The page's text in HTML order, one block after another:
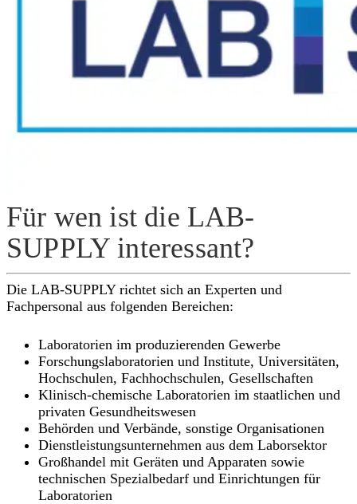
Für wen ist die LAB-
SUPPLY interessant?
Die LAB-SUPPLY richtet sich an Experten und
Fachpersonal aus folgenden Bereichen:
Laboratorien im produzierenden Gewerbe
Forschungslaboratorien und Institute, Universitäten,
Hochschulen, Fachhochschulen, Gesellschaften
Klinisch-chemische Laboratorien im staatlichen und
privaten Gesundheitswesen
Behörden und Verbände, sonstige Organisationen
Dienstleistungsunternehmen aus dem Laborsektor
Großhandel mit Geräten und Apparaten sowie
technischen Spezialbedarf und Einrichtungen für
Laboratorien